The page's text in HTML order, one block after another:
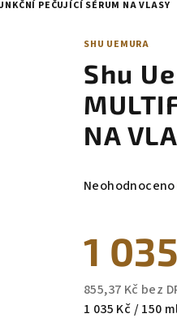
PEČUJÍCÍ SÉRUM NA VLASY
SHU UEMURA
Shu
NA
Průměrné
je
0,0
z
5
hvězdiček.
Neohodnoceno
1
855,37 Kč bez
Měrná
1 035 Kč / 150